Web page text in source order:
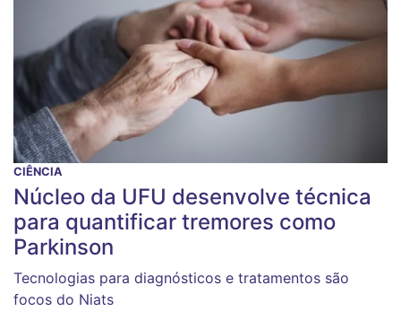
CIÊNCIA
Núcleo da UFU desenvolve técnica
para quantificar tremores como
Parkinson
Tecnologias para diagnósticos e tratamentos são
focos do Niats